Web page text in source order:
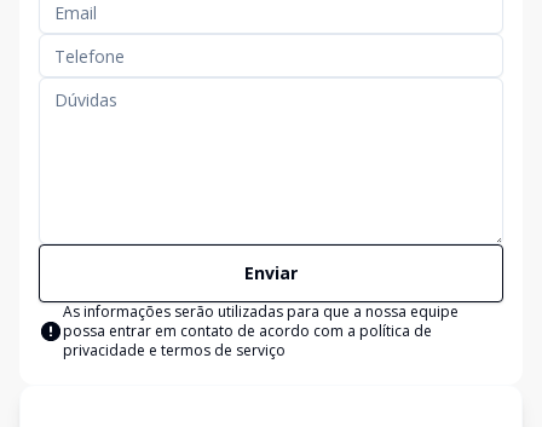
Enviar
As informações serão utilizadas para que a nossa equipe
possa entrar em contato de acordo com a política de
privacidade e termos de serviço